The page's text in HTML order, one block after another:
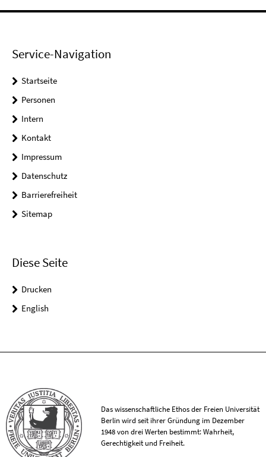
Service-Navigation
Startseite
Personen
Intern
Kontakt
Impressum
Datenschutz
Barrierefreiheit
Sitemap
Diese Seite
Drucken
English
Das wissenschaftliche Ethos der Freien Universität
Berlin wird seit ihrer Gründung im Dezember
1948 von drei Werten bestimmt: Wahrheit,
Gerechtigkeit und Freiheit.